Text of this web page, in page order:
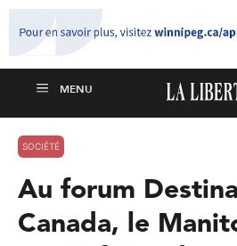
SOCIÉTÉ
Au forum
Canada, le